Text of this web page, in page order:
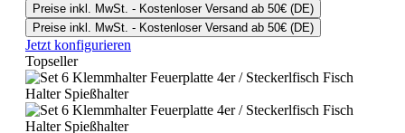
Preise inkl. MwSt. - Kostenloser Versand ab 50€ (DE)
Preise inkl. MwSt. - Kostenloser Versand ab 50€ (DE)
Jetzt konfigurieren
Topseller